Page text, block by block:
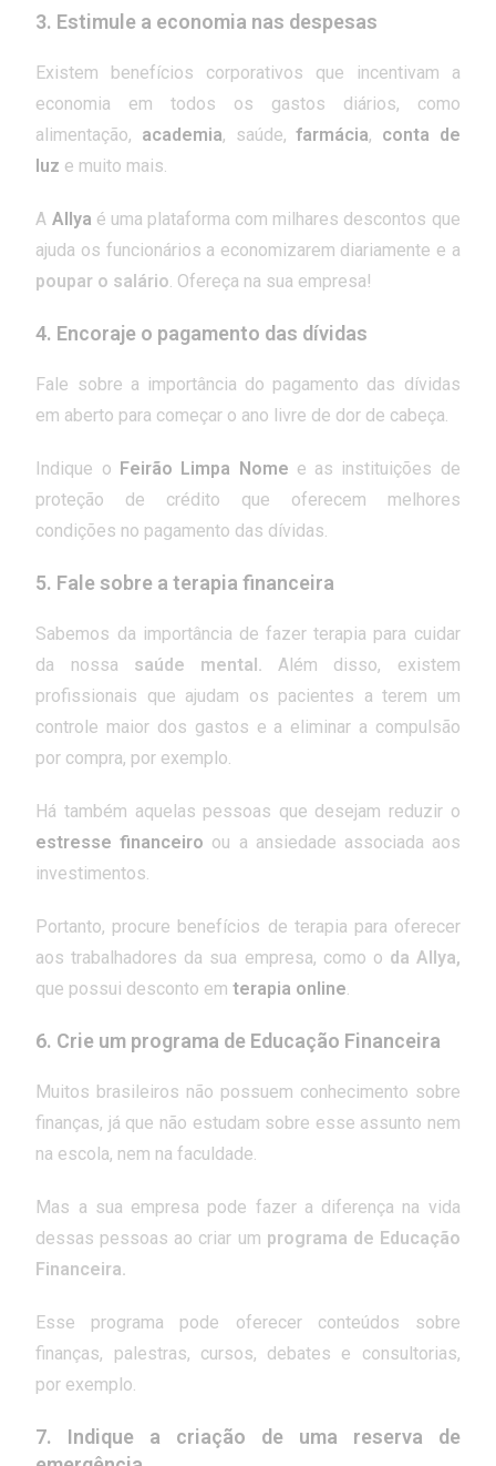
3. Estimule a economia nas despesas
Existem benefícios corporativos que incentivam a
economia em todos os gastos diários, como
alimentação, academia, saúde,farmácia, conta de
luz e muito mais.
A Allya é uma plataforma com milhares descontos que
ajuda os funcionários a economizarem diariamente e a
poupar o salário. Ofereça na sua empresa!
4. Encoraje o pagamento das dívidas
Fale sobre a importância do pagamento das dívidas
em aberto para começar o ano livre de dor de cabeça.
Indique o Feirão Limpa Nome e as instituições de
proteção de crédito que oferecem melhores
condições no pagamento das dívidas.
5. Fale sobre a terapia financeira
Sabemos da importância de fazer terapia para cuidar
da nossa saúde mental. Além disso, existem
profissionais que ajudam os pacientes a terem um
controle maior dos gastos e a eliminar a compulsão
por compra, por exemplo.
Há também aquelas pessoas que desejam reduzir o
estresse financeiro ou a ansiedade associada aos
investimentos.
Portanto, procure benefícios de terapia para oferecer
aos trabalhadores da sua empresa, como o da Allya,
que possui desconto emterapia online.
6. Crie um programa de Educação Financeira
Muitos brasileiros não possuem conhecimento sobre
finanças, já que não estudam sobre esse assunto nem
na escola, nem na faculdade.
Mas a sua empresa pode fazer a diferença na vida
dessas pessoas ao criar um programa de Educação
Financeira.
Esse programa pode oferecer conteúdos sobre
finanças, palestras, cursos, debates e consultorias,
por exemplo.
7. Indique a criação de uma reserva de